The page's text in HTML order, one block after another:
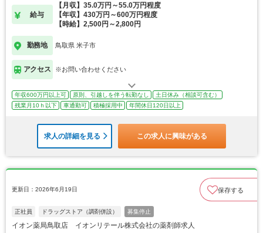
給与
【月収】35.0万円～55.0万円程度
【年収】430万円～600万円程度
【時給】2,500円～2,800円
勤務地 鳥取県 米子市
アクセス ※お問い合わせください
年収600万円以上可 原則、引越しを伴う転勤なし
土日休み（相談可含む）
残業月10ｈ以下
車通勤可 積極採用中 年間休日120日以上
求人の詳細を見る この求人に興味がある
更新日：2026年6月19日 保存する
正社員 ドラッグストア（調剤併設） 募集停止
イオン薬局鳥取店 イオンリテール株式会社の薬剤師求人